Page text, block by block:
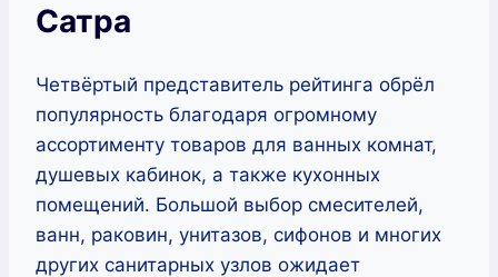
Сатра
Четвёртый представитель рейтинга обрёл
популярность благодаря огромному
ассортименту товаров для ванных комнат,
душевых кабинок, а также кухонных
помещений. Большой выбор смесителей,
ванн, раковин, унитазов, сифонов и многих
других санитарных узлов ожидает